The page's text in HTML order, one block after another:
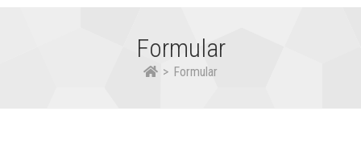
Formular
> Formular